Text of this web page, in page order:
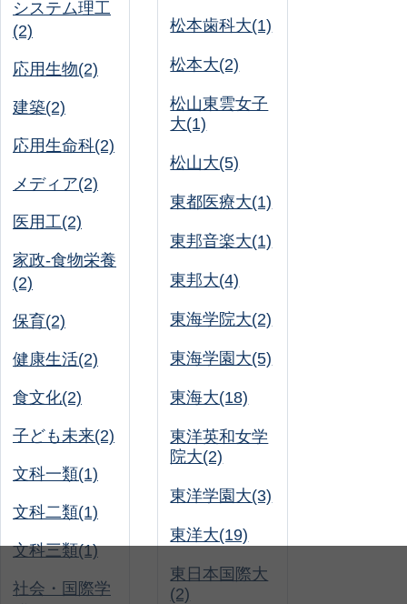
システム理工
(2)
応用生物(2)
建築(2)
応用生命科(2)
メディア(2)
医用工(2)
家政-食物栄養
(2)
保育(2)
健康生活(2)
食文化(2)
子ども未来(2)
文科一類(1)
文科二類(1)
文科三類(1)
社会・国際学
松本歯科大(1)
松本大(2)
松山東雲女子
大(1)
松山大(5)
東都医療大(1)
東邦音楽大(1)
東邦大(4)
東海学院大(2)
東海学園大(5)
東海大(18)
東洋英和女学
院大(2)
東洋学園大(3)
東洋大(19)
東日本国際大
(2)